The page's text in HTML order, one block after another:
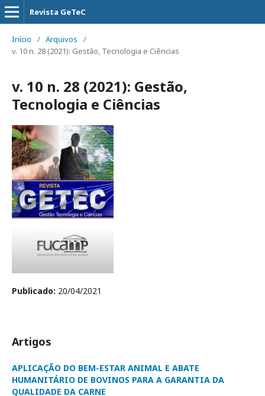
Revista GeTeC
Início / Arquivos
/
v. 10 n. 28 (2021): Gestão, Tecnologia e Ciências
v. 10 n. 28 (2021): Gestão,
Tecnologia e Ciências
Publicado: 20/04/2021
Artigos
APLICAÇÃO DO BEM-ESTAR ANIMAL E ABATE
HUMANITÁRIO DE BOVINOS PARA A GARANTIA DA
QUALIDADE DA CARNE